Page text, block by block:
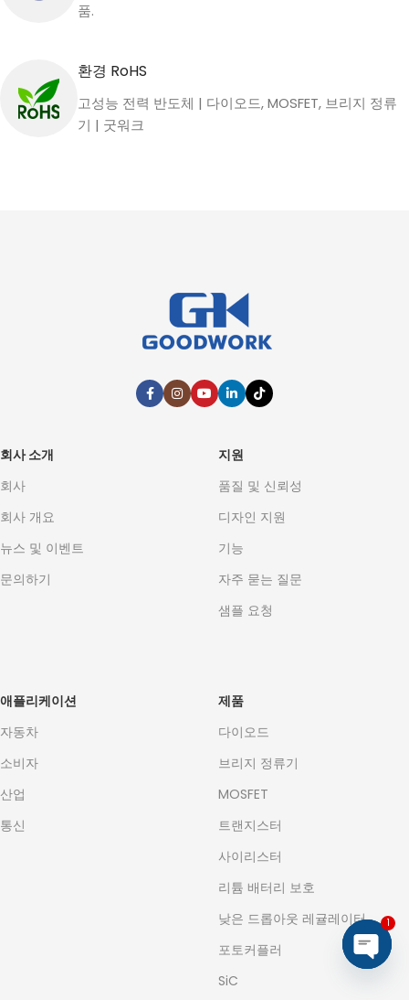
품.
환경 RoHS
고성능 전력 반도체 | 다이오드, MOSFET, 브리지 정류
기 | 굿워크
회사 소개
회사
회사 개요
뉴스 및 이벤트
문의하기
지원
품질 및 신뢰성
디자인 지원
기능
자주 묻는 질문
샘플 요청
애플리케이션
자동차
소비자
산업
통신
제품
다이오드
브리지 정류기
MOSFET
트랜지스터
사이리스터
리튬 배터리 보호
낮은 드롭아웃 레귤레이터
포토커플러
SiC
1